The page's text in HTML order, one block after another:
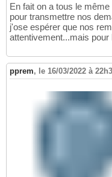
En fait on a tous le
pour transmettre nos
j'ose espérer que nos
attentivement...mais
pprem, le 16/03/2022 à